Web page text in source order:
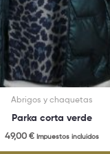
Abrigos y chaquetas
Parka corta verde
49,00 € Impuestos incluidos